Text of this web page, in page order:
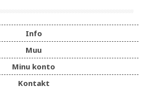
Info
Muu
Minu konto
Kontakt